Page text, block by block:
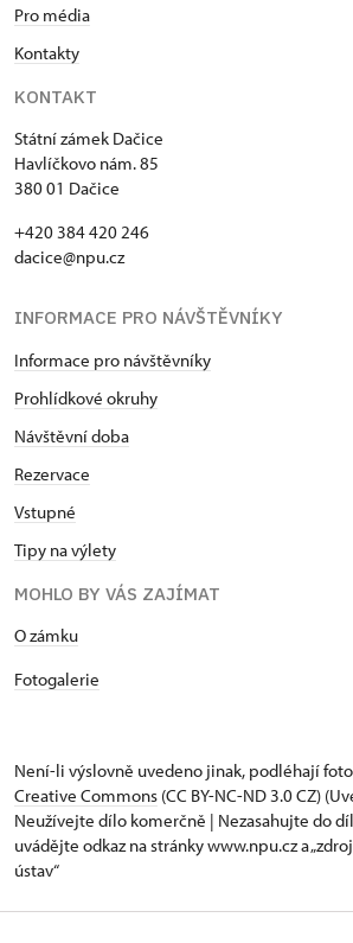
Pro média
Kontakty
KONTAKT
Státní zámek Dačice
Havlíčkovo nám. 85
380 01 Dačice
+420 384 420 246
dacice@npu.cz
INFORMACE PRO NÁVŠTĚVNÍKY
Informace pro návštěvníky
Prohlídkové okruhy
Návštěvní doba
Rezervace
Vstupné
Tipy na výlety
MOHLO BY VÁS ZAJÍMAT
O zámku
Fotogalerie
Není-li výslovně uvedeno jinak, podléhají
Creative Commons (CC BY-NC-ND 3.0 CZ)
Neužívejte dílo komerčně | Nezasahujte do
uvádějte odkaz na stránky www.npu.cz a
ústav“